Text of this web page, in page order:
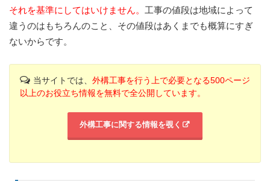
それを基準にしてはいけません。 工事の値段は地域によって
違うのはもちろんのこと、その値段はあくまでも概算にすぎ
ないからです。
当サイトでは、 外構工事を行う上で必要となる500ページ
以上のお役立ち情報を無料で全公開しています。
外構工事に関する情報を覗く